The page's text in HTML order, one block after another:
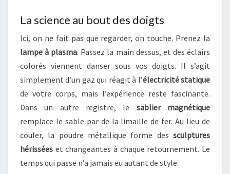
S
I
E
N
T
F
I
Q
U
E
U
La science au bout des doigts
Ici, on ne fait pas que regarder, on touche. Prenez la
lampe à plasma. Passez la main dessus, et des éclairs
colorés viennent danser sous vos doigts. Il s’agit
simplement d’un gaz qui réagit à l’électricité statique
de votre corps, mais l’expérience reste fascinante.
Dans un autre registre, le sablier magnétique
remplace le sable par de la limaille de fer. Au lieu de
couler, la poudre métallique forme des sculptures
hérissées et changeantes à chaque retournement. Le
temps qui passe n’a jamais eu autant de style.